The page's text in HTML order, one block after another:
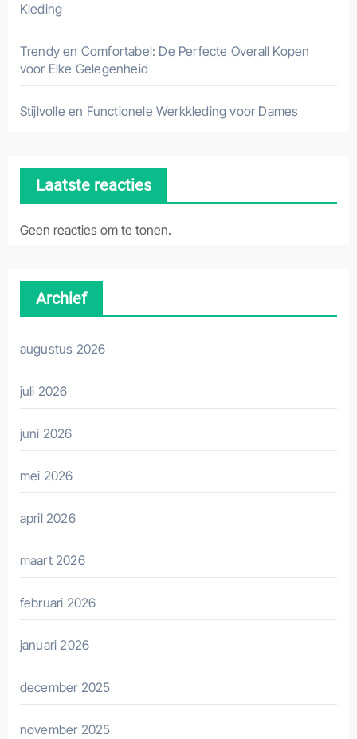
Kleding
Trendy en Comfortabel: De Perfecte Overall Kopen
voor Elke Gelegenheid
Stijlvolle en Functionele Werkkleding voor Dames
Laatste reacties
Geen reacties om te tonen.
Archief
augustus 2026
juli 2026
juni 2026
mei 2026
april 2026
maart 2026
februari 2026
januari 2026
december 2025
november 2025